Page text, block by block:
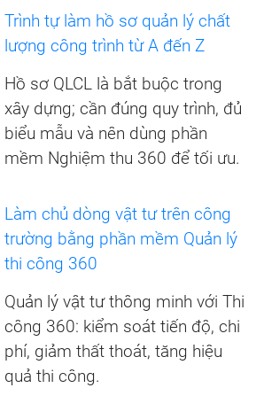
Trình tự làm hồ sơ quản lý chất
lượng công trình từ A đến Z
Hồ sơ QLCL là bắt buộc trong
xây dựng; cần đúng quy trình, đủ
biểu mẫu và nên dùng phần
mềm Nghiệm thu 360 để tối ưu.
Làm chủ dòng vật tư trên công
trường bằng phần mềm Quản lý
thi công 360
Quản lý vật tư thông minh với Thi
công 360: kiểm soát tiến độ, chi
phí, giảm thất thoát, tăng hiệu
quả thi công.